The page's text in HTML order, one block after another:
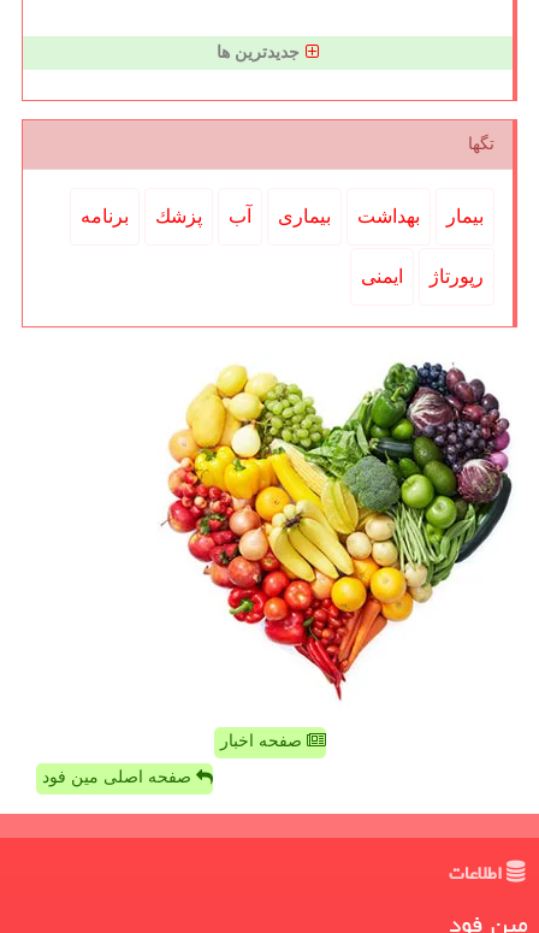
جدیدترین ها
تگها
بیمار بهداشت بیماری آب پزشك برنامه
رپورتاژ ایمنی
صفحه اخبار
صفحه اصلی مین فود
اطلاعات